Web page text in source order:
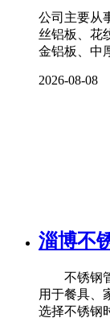
公司主要从
丝铝板、花
金铝板、中
2026-08-08
淄博不
不锈钢管
用于餐具、
选择不锈钢